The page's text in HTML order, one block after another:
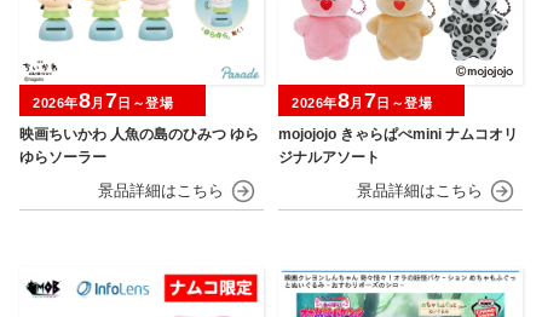
映画ちいかわ 人魚の島のひみつ ゆら
ゆらソーラー
2026年8月 7日～登場
mojojojo きゃらぱぺmini ナムコオリ
ジナルアソート
2026年8月 7日～登場